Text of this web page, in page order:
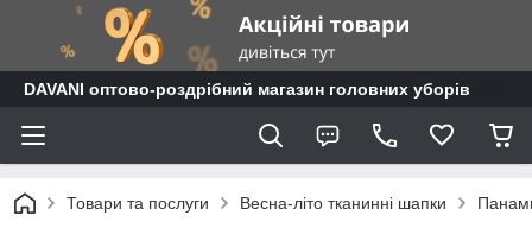
DAVANI оптово-роздрібний магазин головних уборів
Товари та послуги Весна-літо тканинні шапки